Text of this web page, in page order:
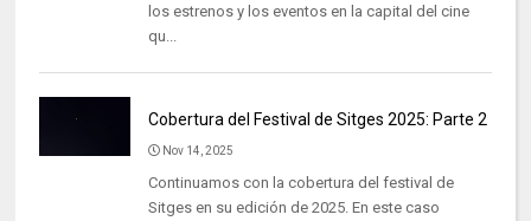
los estrenos y los eventos en la capital del cine
qu...
Cobertura del Festival de Sitges 2025: Parte 2
Nov 14, 2025
Continuamos con la cobertura del festival de
Sitges en su edición de 2025. En este caso